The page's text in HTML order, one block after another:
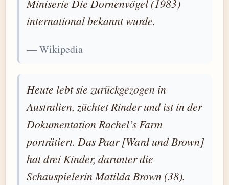
Miniserie Die Dornenvögel (1983)
international bekannt wurde.
— Wikipedia
Heute lebt sie zurückgezogen in
Australien, züchtet Rinder und ist in der
Dokumentation Rachel’s Farm
porträtiert. Das Paar [Ward und Brown]
hat drei Kinder, darunter die
Schauspielerin Matilda Brown (38).